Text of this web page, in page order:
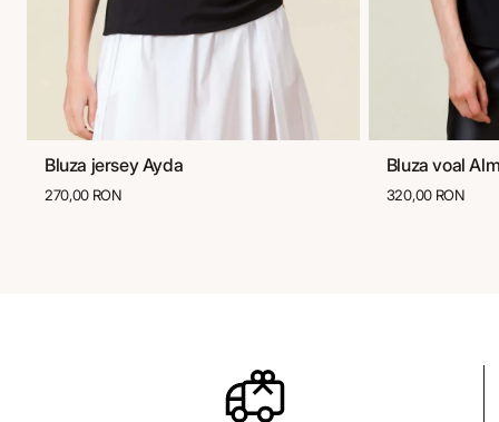
36 38 40
Bluza jersey Ayda
270,00 RON
36 38
Bluza voal
320,00 RON